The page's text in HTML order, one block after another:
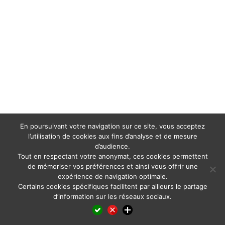
LinkedIn
X WhatsAppPinterest
En poursuivant votre navigation sur ce site, vous acceptez
l’utilisation de cookies aux fins d’analyse et de mesure
d’audience.
Tout en respectant votre anonymat, ces cookies permettent
de mémoriser vos préférences et ainsi vous offrir une
expérience de navigation optimale.
Certains cookies spécifiques facilitent par ailleurs le partage
d’information sur les réseaux sociaux.